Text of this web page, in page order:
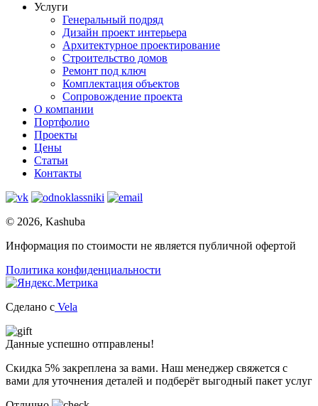
Услуги
Генеральный подряд
Дизайн проект интерьера
Архитектурное проектирование
Строительство домов
Ремонт под ключ
Комплектация объектов
Сопровождение проекта
О компании
Портфолио
Проекты
Цены
Статьи
Контакты
© 2026, Kashuba
Информация по стоимости не является публичной офертой
Политика конфиденциальности
Сделано c Vela
Данные успешно отправлены!
Скидка 5% закреплена за вами. Наш менеджер свяжется с
вами для уточнения деталей и подберёт выгодный пакет услуг